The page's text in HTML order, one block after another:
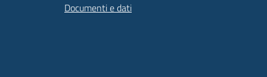
Documenti e dati